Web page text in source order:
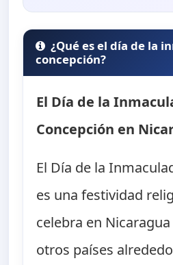
¿Qué es el día de la
concepción?
El Día de la
Concepción en
El Día de la
es una festividad
celebra en
otros países